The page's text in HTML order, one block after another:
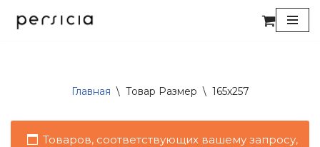
Главная \ Товар Размер \ 165x257
Товаров, соответствующих вашему запросу,